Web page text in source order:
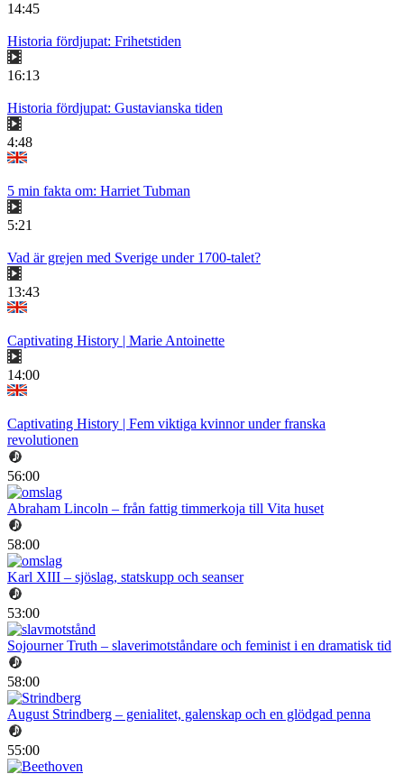
14:45
Historia fördjupat: Frihetstiden
16:13
Historia fördjupat: Gustavianska tiden
4:48
5 min fakta om: Harriet Tubman
5:21
Vad är grejen med Sverige under 1700-talet?
13:43
Captivating History | Marie Antoinette
14:00
Captivating History | Fem viktiga kvinnor under franska
revolutionen
56:00
Abraham Lincoln – från fattig timmerkoja till Vita huset
58:00
Karl XIII – sjöslag, statskupp och seanser
53:00
Sojourner Truth – slaverimotståndare och feminist i en dramatisk tid
58:00
August Strindberg – genialitet, galenskap och en glödgad penna
55:00